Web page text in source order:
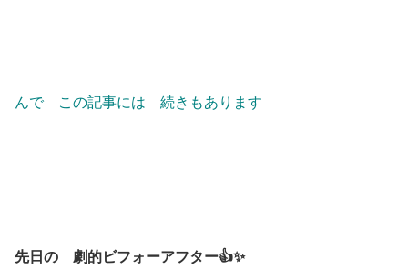
んで この記事には 続きもあります
先日の 劇的ビフォーアフター👍✨